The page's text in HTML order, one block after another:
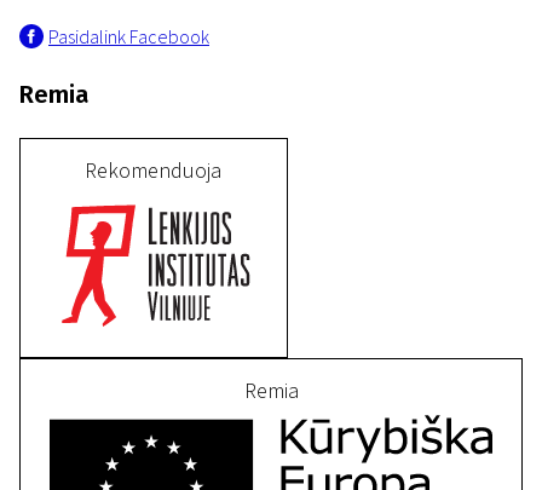
Pasidalink Facebook
Remia
Rekomenduoja
Remia